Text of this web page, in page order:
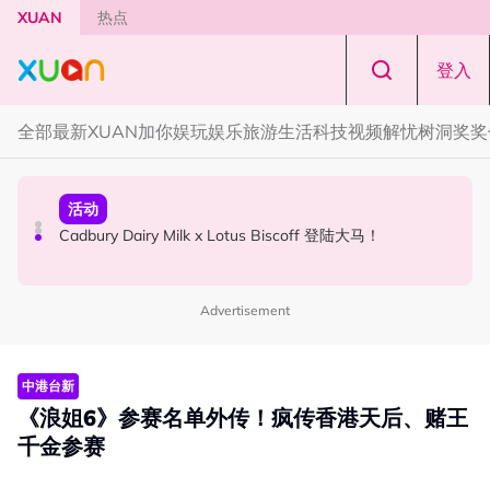
Skip to main content
XUAN 热点
登入
全部最新XUAN加你娱玩娱乐旅游生活科技视频解忧树洞奖
国际星闻
Tom Holland “Spiderman” 替身曝光！“替完蜘蛛人，马上
活动
Cadbury Dairy Milk x Lotus Biscoff 登陆大马！
本地星闻
Henn国贤 “Aunty Henn 脱口秀专场 《笑笑笑笑丧》”！10
Advertisement
中港台新
《浪姐6》参赛名单外传！疯传香港天后、赌王
千金参赛